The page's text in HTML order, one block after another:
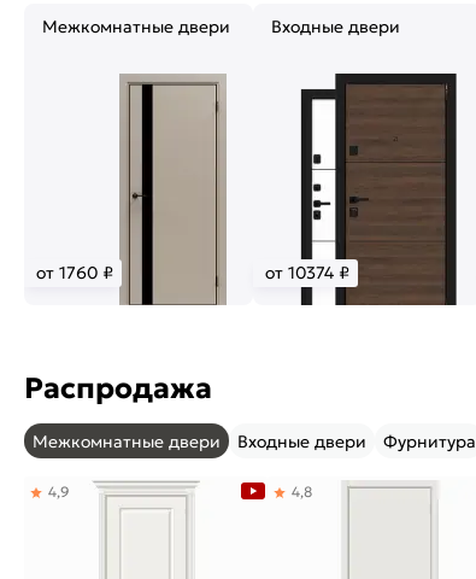
Межкомнатные двери
от 1760 ₽
Входные двери
от 10374 ₽
Распродажа
Межкомнатные двери Входные двери Фурнитура
4,9 4,8